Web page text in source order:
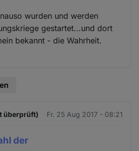
wurden und werden
gestartet...und dort
bekannt - die Wahrheit.
überprüft) Fr. 25 Aug 2017 - 08:21
der